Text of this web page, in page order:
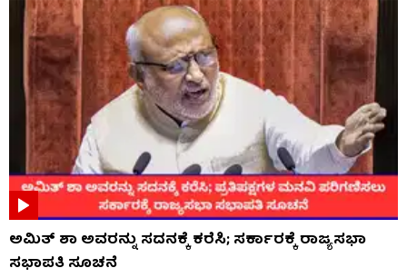
ಅಮಿತ್ ಶಾ ಅವರನ್ನು ಸದನಕ್ಕೆ ಕರೆಸಿ; ಸರ್ಕಾರಕ್ಕೆ ರಾಜ್ಯಸಭಾ
ಸಭಾಪತಿ ಸೂಚನೆ